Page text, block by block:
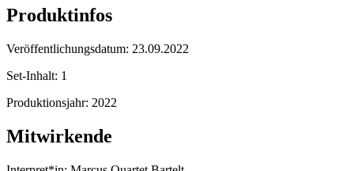
Produktinfos
Veröffentlichungsdatum: 23.09.2022
Set-Inhalt: 1
Produktionsjahr: 2022
Mitwirkende